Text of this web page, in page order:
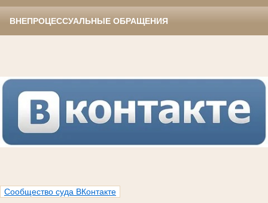
ВНЕПРОЦЕССУАЛЬНЫЕ ОБРАЩЕНИЯ
Сообщество суда ВКонтакте